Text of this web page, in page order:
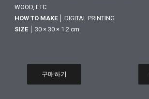
WOOD, ETC
HOW TO MAKE │ DIGITAL PRINTING
SIZE │ 30 × 30 × 1.2 cm
구매하기